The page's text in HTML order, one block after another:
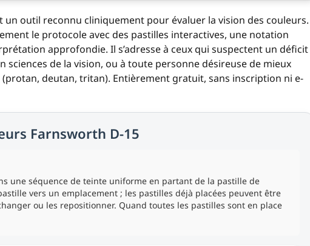
un outil reconnu cliniquement pour évaluer la vision des couleurs.
le protocole avec des pastilles interactives, une notation
approfondie. Il s’adresse à ceux qui suspectent un déficit
sciences de la vision, ou à toute personne désireuse de mieux
deutan, tritan). Entièrement gratuit, sans inscription ni e-
Farnsworth D-15
une séquence de teinte uniforme en partant de la pastille de
vers un emplacement ; les pastilles déjà placées peuvent être
ou les repositionner. Quand toutes les pastilles sont en place